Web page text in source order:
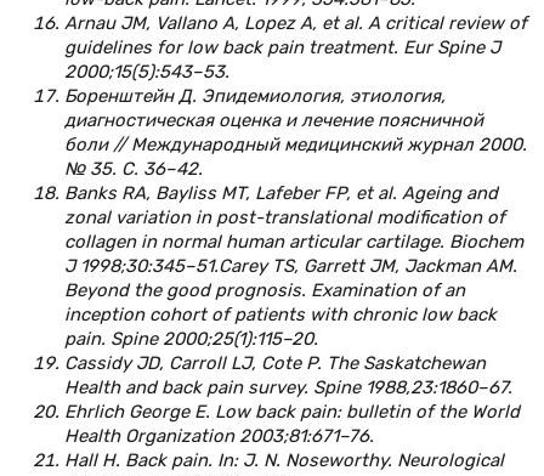
Arnau JM, Vallano A, Lopez A, et al. A critical review of
guidelines for low back pain treatment. Eur Spine J
2000;15(5):543–53.
Боренштейн Д. Эпидемиология, этиология,
диагностическая оценка и лечение поясничной
боли // Международный медицинский журнал 2000.
№ 35. С. 36–42.
Banks RA, Bayliss MT, Lafeber FP, et al. Ageing and
zonal variation in post-translational modification of
collagen in normal human articular cartilage. Biochem
J 1998;30:345–51.Carey TS, Garrett JM, Jackman AM.
Beyond the good prognosis. Examination of an
inception cohort of patients with chronic low back
pain. Spine 2000;25(1):115–20.
Cassidy JD, Carroll LJ, Cote P. The Saskatchewan
Health and back pain survey. Spine 1988,23:1860–67.
Ehrlich George E. Low back pain: bulletin of the World
Health Organization 2003;81:671–76.
Hall H. Back pain. In: J. N. Noseworthy. Neurological